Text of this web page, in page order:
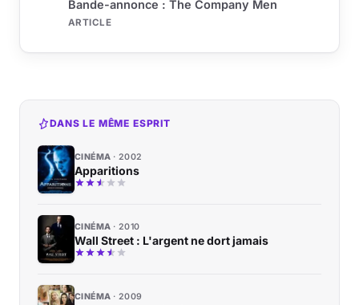
Bande-annonce : The Company Men
ARTICLE
DANS LE MÊME ESPRIT
CINÉMA 2002
Apparitions
CINÉMA 2010
Wall Street : L'argent ne dort jamais
CINÉMA 2009